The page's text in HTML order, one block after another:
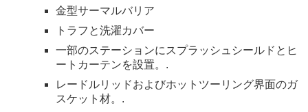
金型サーマルバリア
トラフと洗濯カバー
一部のステーションにスプラッシュシールドとヒ
ートカーテンを設置。.
レードルリッドおよびホットツーリング界面のガ
スケット材。.